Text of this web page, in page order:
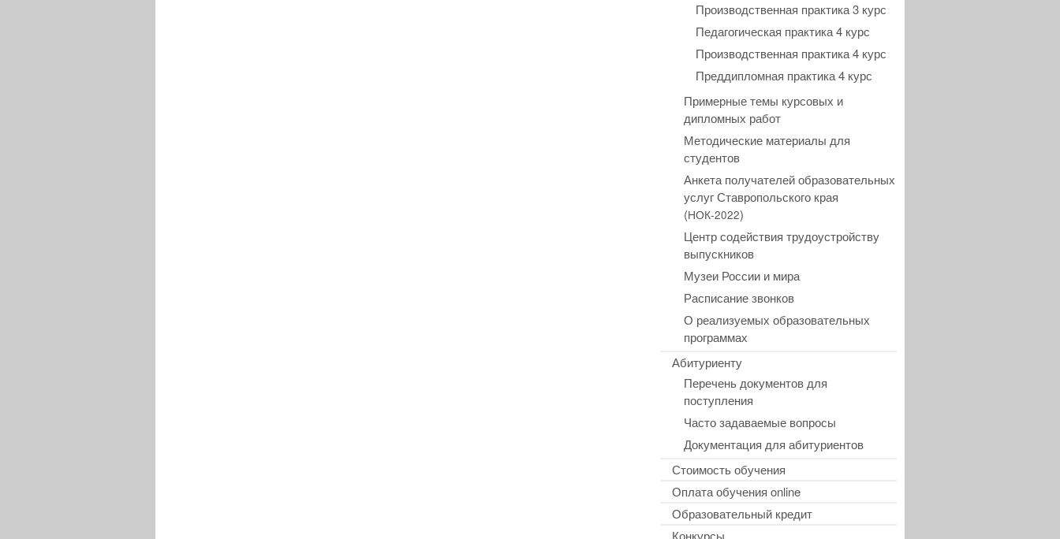
Производственная практика 3 курс
Педагогическая практика 4 курс
Производственная практика 4 курс
Преддипломная практика 4 курс
Примерные темы курсовых и
дипломных работ
Методические материалы для
студентов
Анкета получателей образовательных
услуг Ставропольского края
(НОК-2022)
Центр содействия трудоустройству
выпускников
Музеи России и мира
Расписание звонков
О реализуемых образовательных
программах
Абитуриенту
Перечень документов для
поступления
Часто задаваемые вопросы
Документация для абитуриентов
Стоимость обучения
Оплата обучения online
Образовательный кредит
Конкурсы